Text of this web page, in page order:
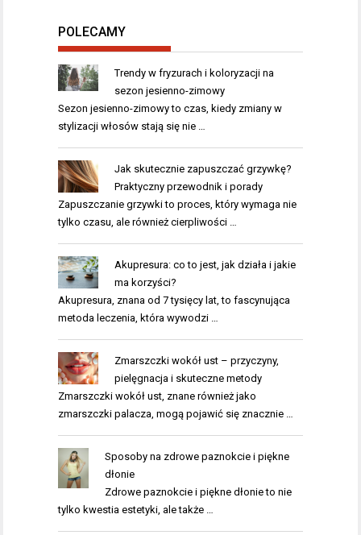
POLECAMY
Trendy w fryzurach i koloryzacji na
sezon jesienno-zimowy
Sezon jesienno-zimowy to czas, kiedy zmiany w
stylizacji włosów stają się nie …
Jak skutecznie zapuszczać grzywkę?
Praktyczny przewodnik i porady
Zapuszczanie grzywki to proces, który wymaga nie
tylko czasu, ale również cierpliwości …
Akupresura: co to jest, jak działa i jakie
ma korzyści?
Akupresura, znana od 7 tysięcy lat, to fascynująca
metoda leczenia, która wywodzi …
Zmarszczki wokół ust – przyczyny,
pielęgnacja i skuteczne metody
Zmarszczki wokół ust, znane również jako
zmarszczki palacza, mogą pojawić się znacznie …
Sposoby na zdrowe paznokcie i piękne
dłonie
Zdrowe paznokcie i piękne dłonie to nie
tylko kwestia estetyki, ale także …